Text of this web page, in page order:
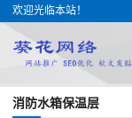
欢迎光临本站！
消防水箱保温层